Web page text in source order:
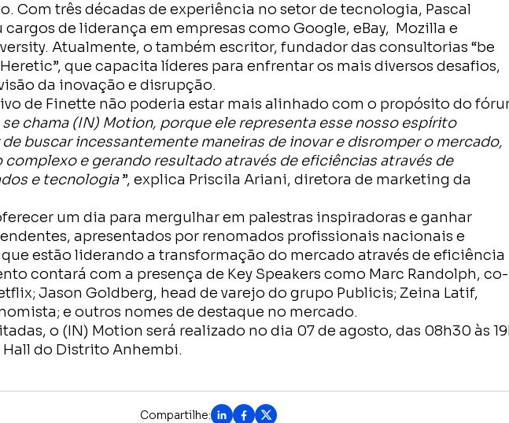
Com três décadas de experiência no setor de tecnologia, Pascal
de liderança em empresas como Google, eBay, Mozilla e
Atualmente, o também escritor, fundador das consultorias “be
Heretic”, que capacita líderes para enfrentar os mais diversos desafios,
da inovação e disrupção.
de Finette não poderia estar mais alinhado com o propósito do
chama (IN) Motion, porque ele representa esse nosso espírito
buscar incessantemente maneiras de inovar e disromper o mercado,
e gerando resultado através de eficiências através de
e tecnologia”, explica Priscila Ariani, diretora de marketing da
um dia para mergulhar em palestras inspiradoras e ganhar
apresentados por renomados profissionais nacionais e
estão liderando a transformação do mercado através de eficiência
contará com a presença de Key Speakers como Marc Randolph, co-
Jason Goldberg, head de varejo do grupo Publicis; Zeina Latif,
e outros nomes de destaque no mercado.
o (IN) Motion será realizado no dia 07 de agosto, das 08h30 às
do Distrito Anhembi.
Compartilhe: